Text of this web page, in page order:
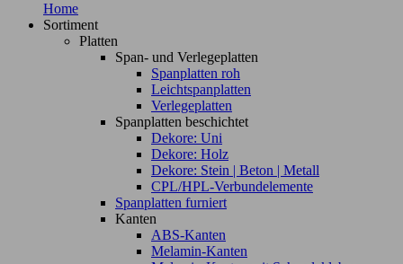
Home
Sortiment
Platten
Span- und Verlegeplatten
Spanplatten roh
Leichtspanplatten
Verlegeplatten
Spanplatten beschichtet
Dekore: Uni
Dekore: Holz
Dekore: Stein | Beton | Metall
CPL/HPL-Verbundelemente
Spanplatten furniert
Kanten
ABS-Kanten
Melamin-Kanten